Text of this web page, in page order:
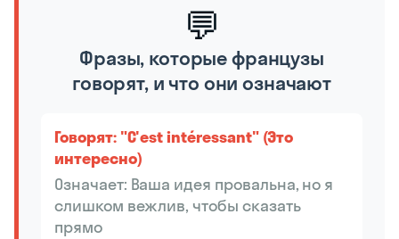
💬
Фразы, которые французы
говорят, и что они означают
Говорят: "C'est intéressant" (Это
интересно)
Означает: Ваша идея провальна, но я
слишком вежлив, чтобы сказать
прямо